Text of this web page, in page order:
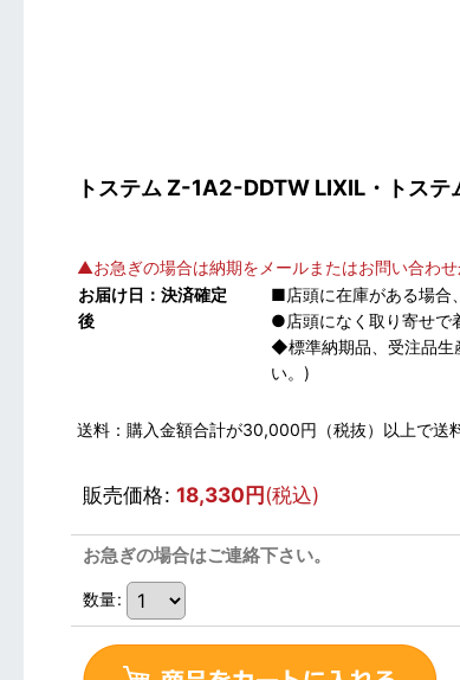
トステム Z-1A2-DDTW LIXIL・トステ
▲お急ぎの場合は納期をメールまたはお問い合わせ
お届け日：決済確定
後
■店頭に在庫がある場合
●店頭になく取り寄せで
◆標準納期品、受注品生
い。)
送料：購入金額合計が30,000円（税抜）以上で送
販売価格: 18,330円(税込)
お急ぎの場合はご連絡下さい。
数量: